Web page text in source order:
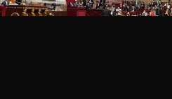
Skip